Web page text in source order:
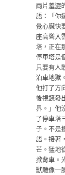
兩片羞澀
語：「你
覺心臟快
座高聳入
塔，正在
停車塔是
只要有人
泊車地獄
他打了方
後視鏡發
界。」他
了停車塔
子。不是
語。接著
芒。猛地
掀背車。
獸雕像一